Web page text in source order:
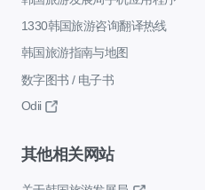
1330韩国旅游咨询翻译热线
韩国旅游指南与地图
数字图书 / 电子书
Odii
其他相关网站